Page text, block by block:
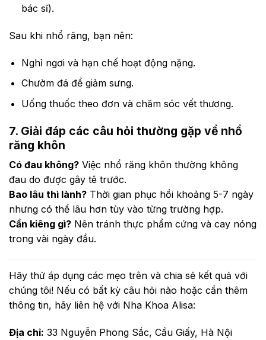
bác sĩ).
Sau khi nhổ răng, bạn nên:
Nghỉ ngơi và hạn chế hoạt động nặng.
Chườm đá để giảm sưng.
Uống thuốc theo đơn và chăm sóc vết thương.
7. Giải đáp các câu hỏi thường gặp về nhổ
răng khôn
Có đau không? Việc nhổ răng khôn thường không
đau do được gây tê trước.
Bao lâu thì lành? Thời gian phục hồi khoảng 5-7 ngày
nhưng có thể lâu hơn tùy vào từng trường hợp.
Cần kiêng gì? Nên tránh thực phẩm cứng và cay nóng
trong vài ngày đầu.
Hãy thử áp dụng các mẹo trên và chia sẻ kết quả với
chúng tôi! Nếu có bất kỳ câu hỏi nào hoặc cần thêm
thông tin, hãy liên hệ với Nha Khoa Alisa:
Địa chỉ: 33 Nguyễn Phong Sắc, Cầu Giấy, Hà Nội